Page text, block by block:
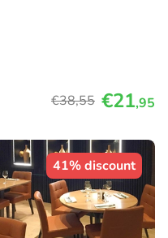
€38,55 €21,95
41% discount